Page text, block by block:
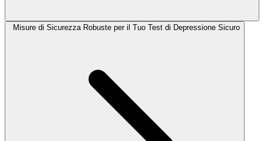
Misure di Sicurezza Robuste per il Tuo Test di Depressione Sicuro